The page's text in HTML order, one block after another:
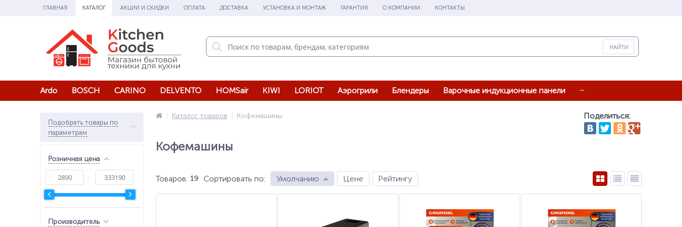
ГЛАВНАЯ КАТАЛОГ АКЦИИ И СКИДКИ ОПЛАТА ДОСТАВКА УСТАНОВКА И МОНТАЖ ГАРАНТИЯ О КОМПАНИИ КОНТАКТЫ
Ardo BOSCH CARINO DELVENTO HOMSair KIWI LORIOT Аэрогрили Блендеры Варочные индукционные панели ...
Подобрать товары по
параметрам
Розничная цена
Производитель
Каталог товаров Кофемашины Поделиться:
Кофемашины
Товаров: 19 Сортировать по: Умолчанию Цене Рейтингу